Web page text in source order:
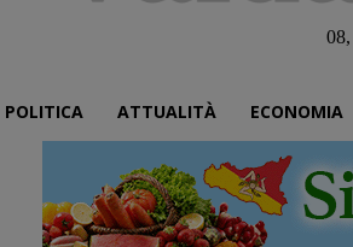
POLITICA ATTUALITÀ ECONOMIA